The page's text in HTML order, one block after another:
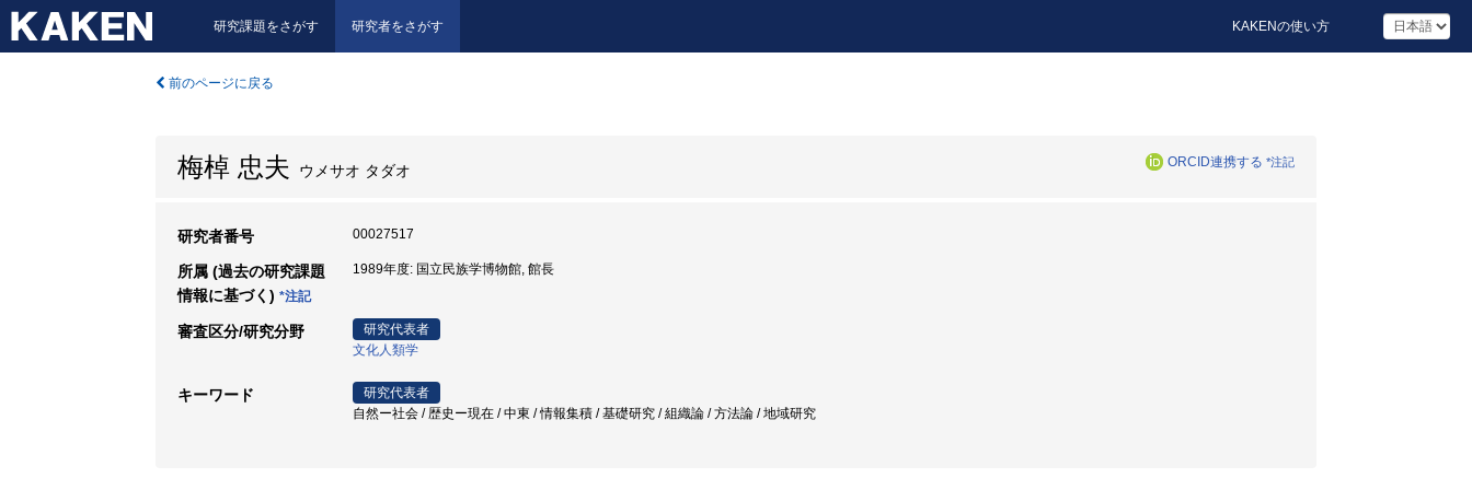
研究課題をさがす 研究者をさがす KAKENの使い方
前のページに戻る
梅棹 忠夫 ウメサオ タダオ ORCID連携する *注記
研究者番号 00027517
所属 (過去の研究課題
情報に基づく) *注記
1989年度: 国立民族学博物館, 館長
審査区分/研究分野
研究代表者
文化人類学
キーワード
研究代表者
自然ー社会 / 歴史ー現在 / 中東 / 情報集積 / 基礎研究 / 組織論 / 方法論 / 地域研究